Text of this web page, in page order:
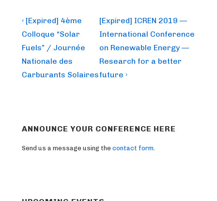
Post
navigation
Previous
Post
is
‹ [Expired] 4ème
Colloque “Solar
Fuels” / Journée
Nationale des
Carburants Solaires
Next
Post
is
[Expired] ICREN 2019 —
International Conference
on Renewable Energy —
Research for a better
future ›
ANNOUNCE YOUR CONFERENCE HERE
Send us a message using the contact form